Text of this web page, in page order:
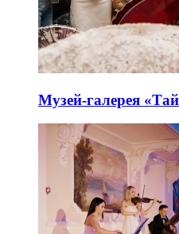
Музей-галерея